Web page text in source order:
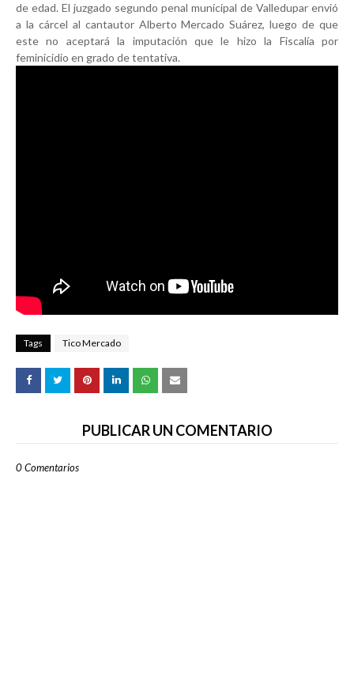
de edad. El juzgado segundo penal municipal de Valledupar envió
a la cárcel al cantautor Alberto Mercado Suárez, luego de que
este no aceptará la imputación que le hizo la Fiscalía por
feminicidio en grado de tentativa.
Tags Tico Mercado
PUBLICAR UN COMENTARIO
0 Comentarios